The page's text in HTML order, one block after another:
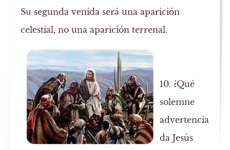
Su segunda venida será una aparición
celestial, no una aparición terrenal.
10. ¿Qué
solemne
advertencia
da Jesús